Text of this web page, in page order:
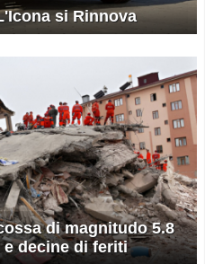
si Rinnova
di magnitudo 5.8
decine di feriti